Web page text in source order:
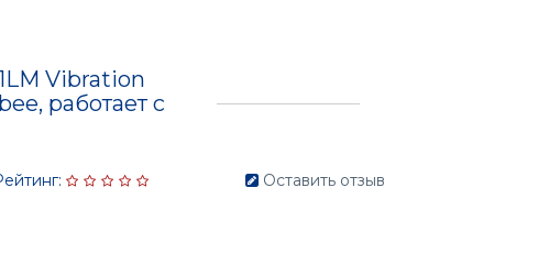
Vibration
работает с
Оставить отзыв